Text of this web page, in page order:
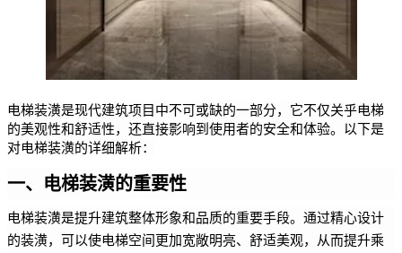
电梯装潢是现代建筑项目中不可或缺的一部分，它不仅关乎电梯
的美观性和舒适性，还直接影响到使用者的安全和体验。以下是
对电梯装潢的详细解析：
一、电梯装潢的重要性
电梯装潢是提升建筑整体形象和品质的重要手段。通过精心设计
的装潢，可以使电梯空间更加宽敞明亮、舒适美观，从而提升乘